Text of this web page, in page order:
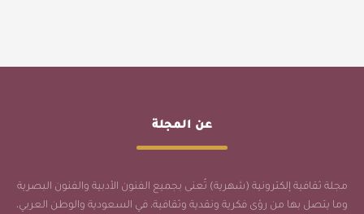
عن المجلة
مجلة ثقافية إلكترونية (شهرية) تُعنى بجميع الفنون الأدبية والفنون البصرية
وما يتصل بها من رؤى فكرية ونقدية وثقافية، في السعودية والوطن العربي،